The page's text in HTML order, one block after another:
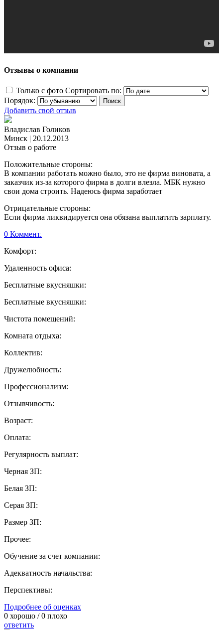
Отзывы о компании
Только с фото Сортировать по:
Порядок:
Добавить свой отзыв
Владислав Голиков
Минск | 20.12.2013
Отзыв о работе
Положительные стороны:
В компании работать можно было, это не фирма виновата, а
заказчик из-за которого фирма в долги влезла. МБК нужно
свои дома строить. Надеюсь фирма заработает
Отрицательные стороны:
Если фирма ликвидируется она обязана выплатить зарплату.
0 Коммент.
Комфорт:
Удаленность офиса:
Бесплатные вкусняшки:
Бесплатные вкусняшки:
Чистота помещений:
Комната отдыха:
Коллектив:
Дружелюбность:
Профессионализм:
Отзывчивость:
Возраст:
Оплата:
Регулярность выплат:
Черная ЗП:
Белая ЗП:
Серая ЗП:
Размер ЗП:
Прочее:
Обучение за счет компании:
Адекватность начальства:
Перспективы:
Подробнее об оценках
0 хорошо /0 плохо
ответить